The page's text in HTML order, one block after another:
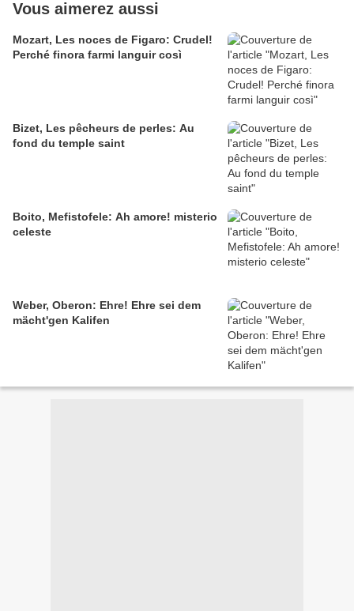
Vous aimerez aussi
Mozart, Les noces de Figaro: Crudel!
Perché finora farmi languir così
Bizet, Les pêcheurs de perles: Au
fond du temple saint
Boito, Mefistofele: Ah amore! misterio
celeste
Weber, Oberon: Ehre! Ehre sei dem
mächt'gen Kalifen